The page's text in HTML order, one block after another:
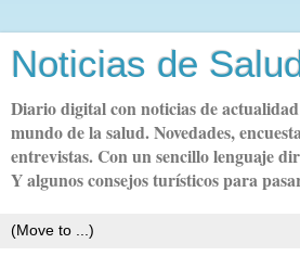
Noticias de
Diario digital con noticias de
mundo de la salud. Novedades,
entrevistas. Con un sencillo lenguaje
Y algunos consejos turísticos para